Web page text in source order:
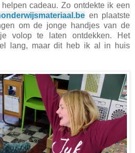
cadeau. Zo ontdekte ik een
en plaatste
om de jonge handjes van de
volop te laten ontdekken. Het
lang, maar dit heb ik al in huis